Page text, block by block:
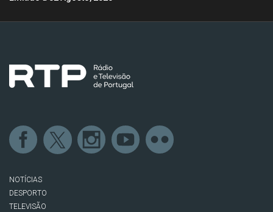
NOTÍCIAS
DESPORTO
TELEVISÃO